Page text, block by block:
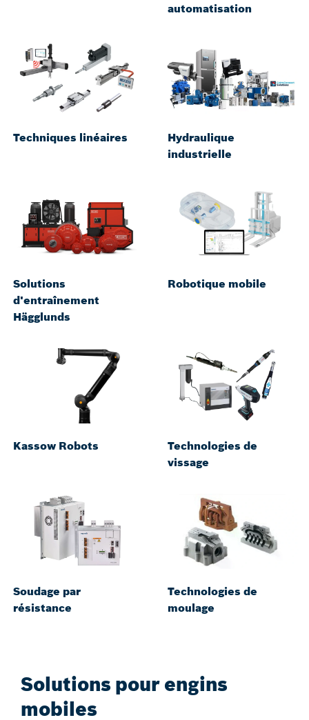
automatisation
Techniques linéaires
Hydraulique
industrielle
Solutions
d'entraînement
Hägglunds
Robotique mobile
Kassow Robots
Technologies de
vissage
Soudage par
résistance
Technologies de
moulage
Solutions pour engins
mobiles